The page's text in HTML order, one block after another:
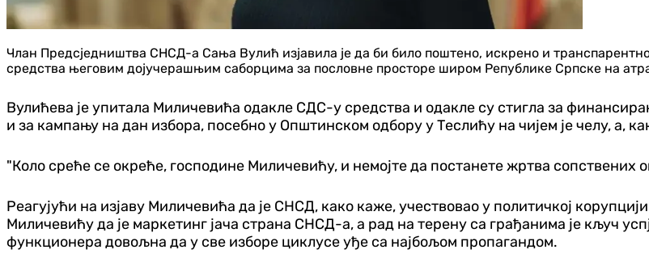
Члан Предсједништва СНСД-а Сања Вулић изјавила је да би било поштено, искрено и
средства његовим дојучерашњим саборцима за пословне просторе широм Републике Српске на
Вулићева је упитала Миличевића одакле СДС-у средства и одакле су стигла за
и за кампању на дан избора, посебно у Општинском одбору у Теслићу на чијем је челу, а,
"Коло среће се окреће, господине Миличевићу, и немојте да постанете жртва сопствених
Реагујући на изјаву Миличевића да је СНСД, како каже, учествовао у политичкој
Миличевићу да је маркетинг јача страна СНСД-а, а рад на терену са грађанима је кључ
функционера довољна да у све изборе циклусе уђе са најбољом пропагандом.